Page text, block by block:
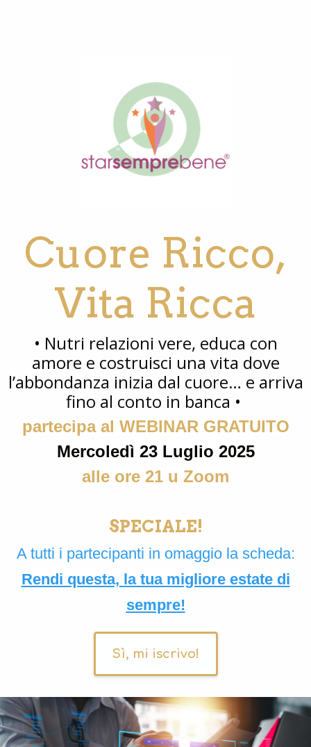
Cuore Ricco,
Vita Ricca
• Nutri relazioni vere, educa con
amore e costruisci una vita dove
l’abbondanza inizia dal cuore… e arriva
fino al conto in banca •
partecipa al WEBINAR GRATUITO
Mercoledì 23 Luglio 2025
alle ore 21 u Zoom
SPECIALE!
A tutti i partecipanti in omaggio la scheda:
Rendi questa, la tua migliore estate di
sempre!
Sì, mi iscrivo!